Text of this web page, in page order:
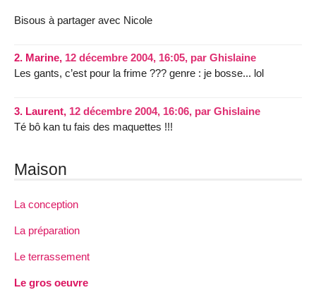
Bisous à partager avec Nicole
2. Marine, 12 décembre 2004, 16:05, par Ghislaine
Les gants, c’est pour la frime ??? genre : je bosse... lol
3. Laurent, 12 décembre 2004, 16:06, par Ghislaine
Té bô kan tu fais des maquettes !!!
Maison
La conception
La préparation
Le terrassement
Le gros oeuvre